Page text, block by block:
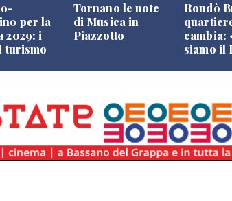
per la
2029: i
turismo
Tornano le note
di Musica in
Piazzotto
Rondò
cambia:
siamo il